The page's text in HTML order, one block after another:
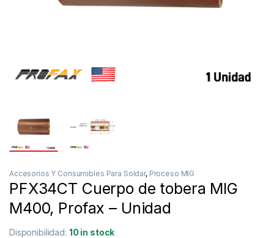
Accesorios Y Consumibles Para Soldar, Proceso MIG
PFX34CT Cuerpo de tobera MIG
M400, Profax – Unidad
Disponibilidad: 10 in stock